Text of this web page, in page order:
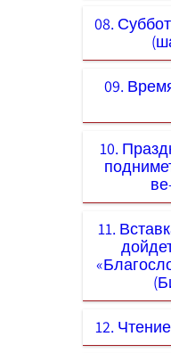
08.
09.
10.
11.
12.